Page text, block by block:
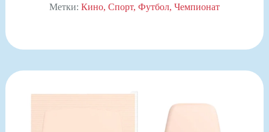
Метки: Кино Спорт Футбол Чемпионат